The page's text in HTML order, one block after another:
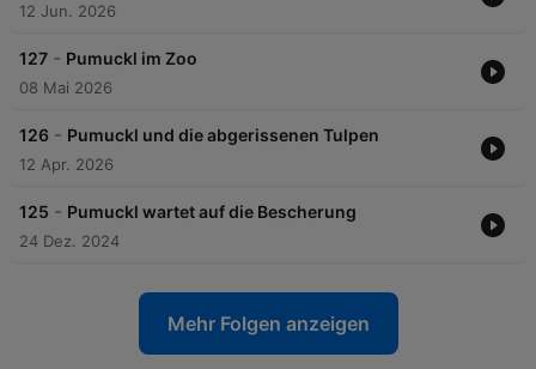
12 Jun. 2026
127 - Pumuckl im Zoo
08 Mai 2026
126 - Pumuckl und die abgerissenen Tulpen
12 Apr. 2026
125 - Pumuckl wartet auf die Bescherung
24 Dez. 2024
Mehr Folgen anzeigen